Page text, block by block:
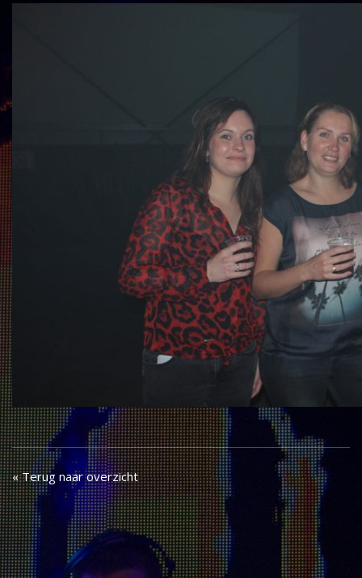
« Terug naar overzicht